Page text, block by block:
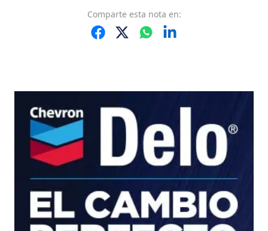
Comparte esta nota en: